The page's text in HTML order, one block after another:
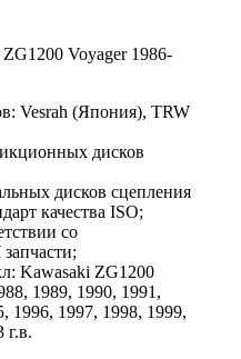
Voyager 1986-
Vesrah (Япония), TRW
дисков
дисков сцепления
качества ISO;
со
Kawasaki ZG1200
1989, 1990, 1991,
1996, 1997, 1998, 1999,
г.в.